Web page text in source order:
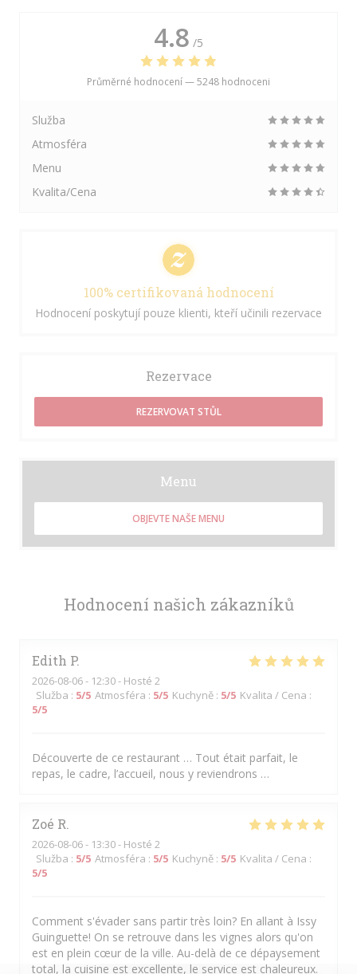
Hodnocení našich zákazníků
Edith P
2026-08-06- 12:30 - Hosté 2
Služba : 5/5 Atmosféra : 5/5 Kuchyně : 5/5 Kvalita / Cena :
5/5
Découverte de ce restaurant … Tout était parfait, le
repas, le cadre, l’accueil, nous y reviendrons …
Zoé R
2026-08-06- 13:30 - Hosté 2
Služba : 5/5 Atmosféra : 5/5 Kuchyně : 5/5 Kvalita / Cena :
5/5
Comment s'évader sans partir très loin? En allant à Issy
Guinguette! On se retrouve dans les vignes alors qu'on
est en plein cœur de la ville. Au-delà de ce dépaysement
total, la cuisine est excellente, le service est chaleureux.
4.8 /5
Průměrné hodnocení —5248 hodnoceni
Služba
Atmosféra
Menu
Kvalita/Cena
100% certifikovaná hodnocení
Hodnocení poskytují pouze klienti, kteří učinili rezervace
Rezervace
REZERVOVAT STŮL
Menu
OBJEVTE NAŠE MENU